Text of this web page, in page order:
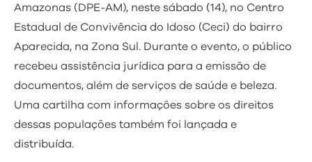
Amazonas (DPE-AM), neste sábado (14), no Centro
Estadual de Convivência do Idoso (Ceci) do bairro
Aparecida, na Zona Sul. Durante o evento, o público
recebeu assistência jurídica para a emissão de
documentos, além de serviços de saúde e beleza.
Uma cartilha com informações sobre os direitos
dessas populações também foi lançada e
distribuída.